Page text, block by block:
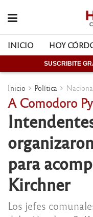
INICIO HOY
SUSCRIBITE
Inicio Política
A Comodoro Py
para
Kirchner
Los jefes